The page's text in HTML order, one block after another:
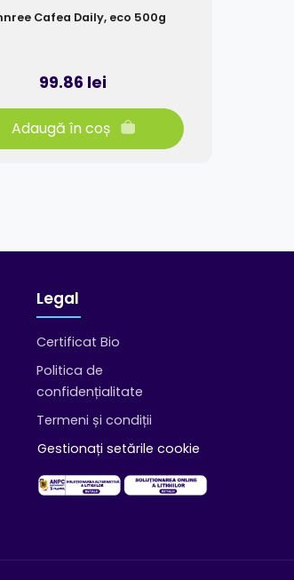
Cafea Daily, eco 500g
99.86 lei
Adaugă în coș
Legal
Certificat Bio
Politica de
confidențialitate
Termeni și condiții
Gestionați setările cookie